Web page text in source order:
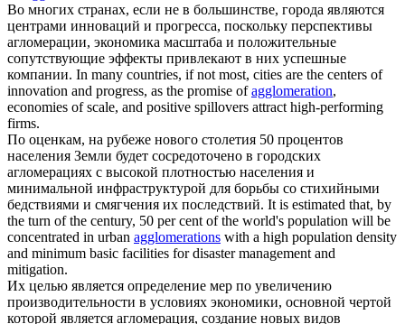
Во многих странах, если не в большинстве, города являются
центрами инноваций и прогресса, поскольку перспективы
агломерации, экономика масштаба и положительные
сопутствующие эффекты привлекают в них успешные
компании. In many countries, if not most, cities are the centers of
innovation and progress, as the promise ofagglomeration,
economies of scale, and positive spillovers attract high-performing
firms.
По оценкам, на рубеже нового столетия 50 процентов
населения Земли будет сосредоточено в городских
агломерациях с высокой плотностью населения и
минимальной инфраструктурой для борьбы со стихийными
бедствиями и смягчения их последствий. It is estimated that, by
the turn of the century, 50 per cent of the world's population will be
concentrated in urban agglomerations with a high population density
and minimum basic facilities for disaster management and
mitigation.
Их целью является определение мер по увеличению
производительности в условиях экономики, основной чертой
которой является агломерация, создание новых видов